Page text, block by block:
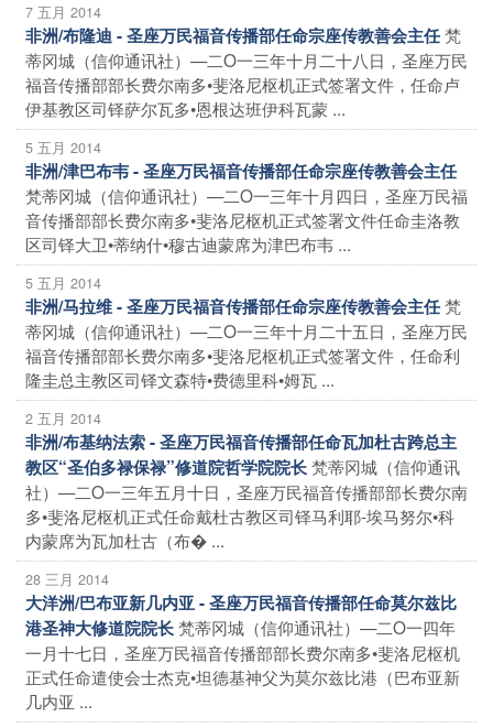
7 五月 2014
非洲/布隆迪 - 圣座万民福音传播部任命宗座传教善会主任梵
蒂冈城（信仰通讯社）—二O一三年十月二十八日，圣座万民
福音传播部部长费尔南多•斐洛尼枢机正式签署文件，任命卢
伊基教区司铎萨尔瓦多•恩根达班伊科瓦蒙 ...
5 五月 2014
非洲/津巴布韦 - 圣座万民福音传播部任命宗座传教善会主任
梵蒂冈城（信仰通讯社）—二O一三年十月四日，圣座万民福
音传播部部长费尔南多•斐洛尼枢机正式签署文件任命圭洛教
区司铎大卫•蒂纳什•穆古迪蒙席为津巴布韦 ...
5 五月 2014
非洲/马拉维 - 圣座万民福音传播部任命宗座传教善会主任梵
蒂冈城（信仰通讯社）—二O一三年十月二十五日，圣座万民
福音传播部部长费尔南多•斐洛尼枢机正式签署文件，任命利
隆圭总主教区司铎文森特•费德里科•姆瓦 ...
2 五月 2014
非洲/布基纳法索 - 圣座万民福音传播部任命瓦加杜古跨总主
教区“圣伯多禄保禄”修道院哲学院院长梵蒂冈城（信仰通讯
社）—二O一三年五月十日，圣座万民福音传播部部长费尔南
多•斐洛尼枢机正式任命戴杜古教区司铎马利耶-埃马努尔•科
内蒙席为瓦加杜古（布� ...
28 三月 2014
大洋洲/巴布亚新几内亚 - 圣座万民福音传播部任命莫尔兹比
港圣神大修道院院长梵蒂冈城（信仰通讯社）—二O一四年
一月十七日，圣座万民福音传播部部长费尔南多•斐洛尼枢机
正式任命遣使会士杰克•坦德基神父为莫尔兹比港（巴布亚新
几内亚 ...